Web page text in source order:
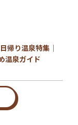
帰り温泉特集｜
温泉ガイド